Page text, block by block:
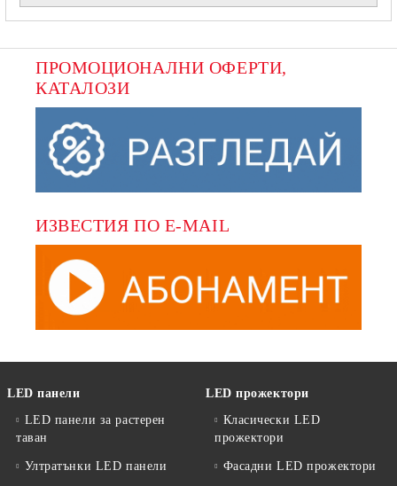
ПРОМОЦИОНАЛНИ ОФЕРТИ,
КАТАЛОЗИ
ИЗВЕСТИЯ ПО E-MAIL
LED панели
LED панели за растерен
таван
Ултратънки LED панели
LED прожектори
Класически LED
прожектори
Фасадни LED прожектори